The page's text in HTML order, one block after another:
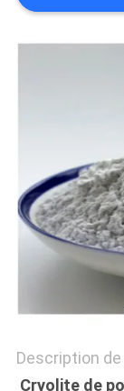
UN DEVIS
PLAN
DU
Description
Cryolite de